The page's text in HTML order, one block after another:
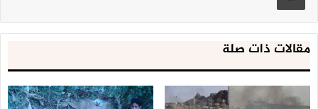
مقالات ذات صلة